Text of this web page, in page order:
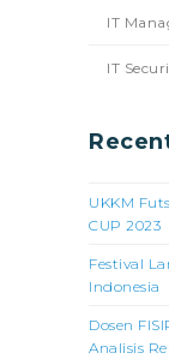
IT
IT
UKKM
CUP 2023
Festival
Indonesia
Dosen
Analisis